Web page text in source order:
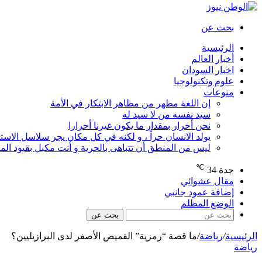
بحث عن
الرئيسية
أخبار العالم
اخبار السودان
علوم وتكنولوجيا
منوعات
إن اللغة مظهر من مظاهر الابتكار في الأمة
سيد نفسه من لا سيد له
نحن أحرار بمقدار ما يكون غيرنا أحرارا
يولد الانسان حراً ، و لكنه في كل مكان يجر سلاسل
ليس من المنطق أن تتباهى بالحرية و أنت مكبل بقيود
جدة 34
℃
مقال عشوائي
إضافة عمود جانبي
الوضع المظلم
بحث عن
الرئيسية/رياضة/ما قصة “رمزية” القميص الأصفر لدى البرازيليين؟
رياضة